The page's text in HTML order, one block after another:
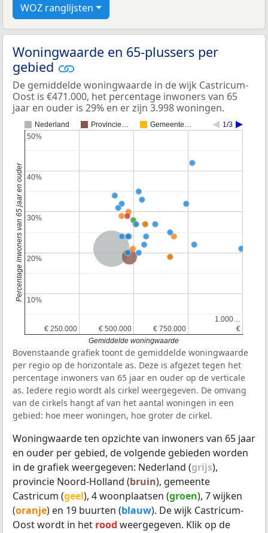
WOZ ranglijsten
Woningwaarde en 65-plussers per
gebied
De gemiddelde woningwaarde in de wijk Castricum-
Oost is €471.000, het percentage inwoners van 65
jaar en ouder is 29% en er zijn 3.998 woningen.
Nederland Provincie… Gemeente… 1/3
Nederland
Provincie Noord-Holland
€ 250.000
€ 250.000 € 500.000
€ 500.000 € 750.000
€ 750.000 €
€
1.000…
1.000…
10%
10%
20%
20%
30%
30%
40%
40%
50%
50%
Gemiddelde woningwaarde
Percentage inwoners van 65 jaar en ouder
Bovenstaande grafiek toont de gemiddelde woningwaarde
per regio op de horizontale as. Deze is afgezet tegen het
percentage inwoners van 65 jaar en ouder op de verticale
as. Iedere regio wordt als cirkel weergegeven. De omvang
van de cirkels hangt af van het aantal woningen in een
gebied: hoe meer woningen, hoe groter de cirkel.
Woningwaarde ten opzichte van inwoners van 65 jaar
en ouder per gebied, de volgende gebieden worden
in de grafiek weergegeven: Nederland (grijs),
provincie Noord-Holland (bruin), gemeente
Castricum (geel), 4 woonplaatsen (groen), 7 wijken
(oranje) en 19 buurten (blauw). De wijk Castricum-
Oost wordt in het rood weergegeven. Klik op de